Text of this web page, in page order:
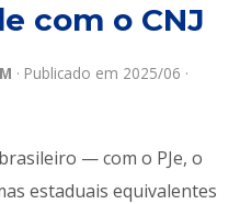
com o CNJ
· Publicado em 2025/06 ·
— com o PJe, o
estaduais equivalentes